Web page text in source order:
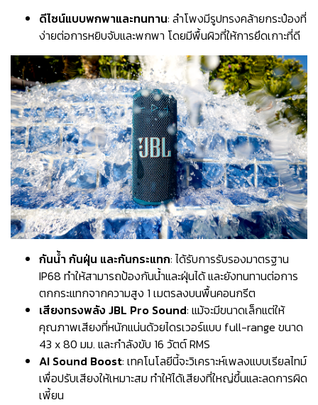
ดีไซน์แบบพกพาและทนทาน: ลำโพงมีรูปทรงคล้ายกระป๋องที่
ง่ายต่อการหยิบจับและพกพา โดยมีพื้นผิวที่ให้การยึดเกาะที่ดี
กันน้ำ กันฝุ่น และกันกระแทก: ได้รับการรับรองมาตรฐาน
IP68 ทำให้สามารถป้องกันน้ำและฝุ่นได้ และยังทนทานต่อการ
ตกกระแทกจากความสูง 1 เมตรลงบนพื้นคอนกรีต
เสียงทรงพลัง JBL Pro Sound: แม้จะมีขนาดเล็กแต่ให้
คุณภาพเสียงที่หนักแน่นด้วยไดรเวอร์แบบ full-range ขนาด
43 x 80 มม. และกำลังขับ 16 วัตต์ RMS
AI Sound Boost: เทคโนโลยีนี้จะวิเคราะห์เพลงแบบเรียลไทม์
เพื่อปรับเสียงให้เหมาะสม ทำให้ได้เสียงที่ใหญ่ขึ้นและลดการผิด
เพี้ยน